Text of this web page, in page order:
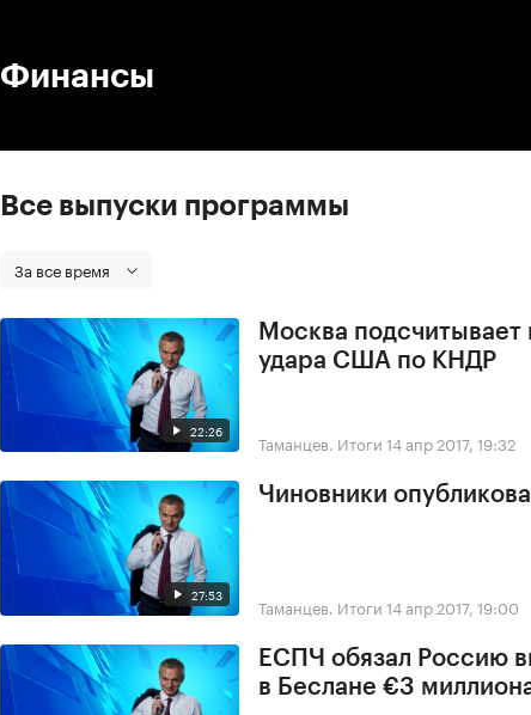
Финансы
Все выпуски программы
За все время
22:26
Москва
удара США по КНДР
Таманцев. Итоги 14 апр 2017, 19:32
27:53
Чиновники
Таманцев. Итоги 14 апр 2017, 19:00
ЕСПЧ обязал Россию
в Беслане €3